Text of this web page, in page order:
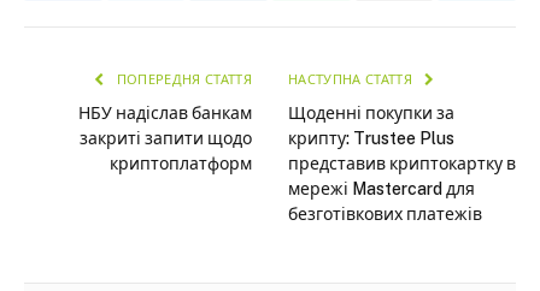
ПОПЕРЕДНЯ СТАТТЯ
НБУ надіслав банкам
закриті запити щодо
криптоплатформ
НАСТУПНА СТАТТЯ
Щоденні покупки за
крипту: Trustee Plus
представив криптокартку в
мережі Mastercard для
безготівкових платежів